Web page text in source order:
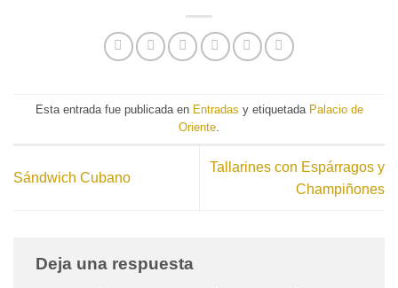
Esta entrada fue publicada en Entradas y etiquetada Palacio de
Oriente
Sándwich Cubano
Tallarines con Espárragos y
Champiñones
Deja una respuesta